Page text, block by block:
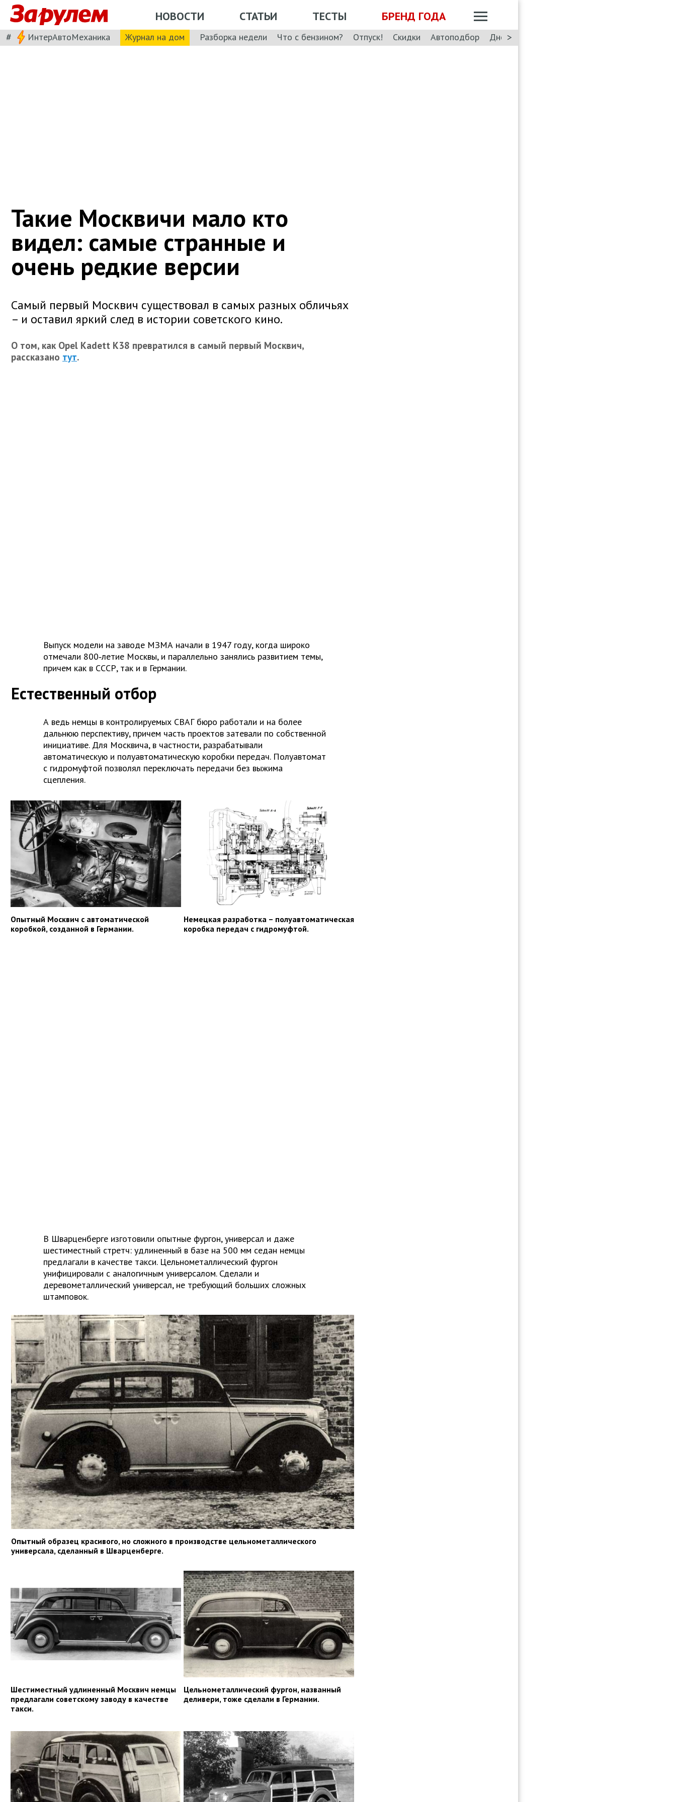
НОВОСТИ СТАТЬИ ТЕСТЫ БРЕНД ГОДА
# ИнтерАвтоМеханика Журнал на дом Разборка недели Что с бензином? Отпуск! Скидки Автоподбор Дневник: Лада Искра
>
Такие Москвичи мало кто
видел: самые странные и
очень редкие версии
Самый первый Москвич существовал в самых разных обличьях
– и оставил яркий след в истории советского кино.
О том, как Opel Kadett К38 превратился в самый первый Москвич,
рассказано тут.
Выпуск модели на заводе МЗМА начали в 1947 году, когда широко
отмечали 800‑летие Москвы, и параллельно занялись развитием темы,
причем как в СССР, так и в Германии.
Естественный отбор
А ведь немцы в контролируемых СВАГ бюро работали и на более
дальнюю перспективу, причем часть проектов затевали по собственной
инициативе. Для Москвича, в частности, разрабатывали
автоматическую и полуавтоматическую коробки передач. Полуавтомат
с гидромуфтой позволял переключать передачи без выжима
сцепления.
Опытный Москвич с автоматической
коробкой, созданной в Германии.
Немецкая разработка – полуавтоматическая
коробка передач с гидромуфтой.
В Шварценберге изготовили опытные фургон, универсал и даже
шестиместный стретч: удлиненный в базе на 500 мм седан немцы
предлагали в качестве такси. Цельнометаллический фургон
унифицировали с аналогичным универсалом. Сделали и
деревометаллический универсал, не требующий больших сложных
штамповок.
Опытный образец красивого, но сложного в производстве цельнометаллического
универсала, сделанный в Шварценберге.
Шестиместный удлиненный Москвич немцы
предлагали советскому заводу в качестве
такси.
Цельнометаллический фургон, названный
деливери, тоже сделали в Германии.